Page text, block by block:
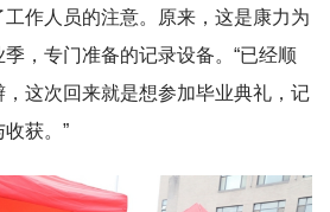
作人员的注意。原来，这是康力为
，专门准备的记录设备。“已经顺
这次回来就是想参加毕业典礼，记
获。”